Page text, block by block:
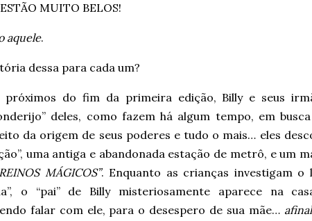
MUITO BELOS!
aquele.
dessa para cada um?
próximos do fim da primeira edição, Billy e seus
deles, como fazem há algum tempo, em
da origem de seus poderes e tudo o mais… eles
uma antiga e abandonada estação de metrô, e um
MÁGICOS”. Enquanto as crianças investigam o
o “pai” de Billy misteriosamente aparece na
falar com ele, para o desespero de sua mãe…